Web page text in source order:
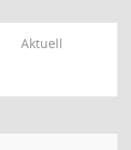
Aktuell